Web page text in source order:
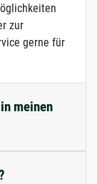
zur
gerne für
meinen